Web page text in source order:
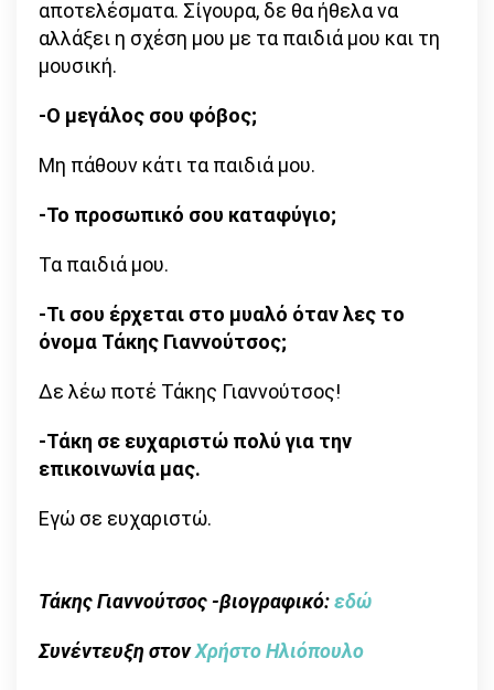
αποτελέσματα. Σίγουρα, δε θα ήθελα να
αλλάξει η σχέση μου με τα παιδιά μου και τη
μουσική.
-Ο μεγάλος σου φόβος;
Μη πάθουν κάτι τα παιδιά μου.
-Το προσωπικό σου καταφύγιο;
Τα παιδιά μου.
-Τι σου έρχεται στο μυαλό όταν λες το
όνομα Τάκης Γιαννούτσος;
Δε λέω ποτέ Τάκης Γιαννούτσος!
-Τάκη σε ευχαριστώ πολύ για την
επικοινωνία μας.
Εγώ σε ευχαριστώ.
Τάκης Γιαννούτσος -βιογραφικό:εδώ
Συνέντευξη στονΧρήστο Ηλιόπουλο